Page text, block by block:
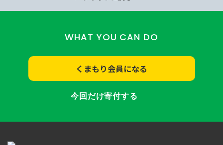
WHAT YOU CAN DO
くまもり会員になる
今回だけ寄付する